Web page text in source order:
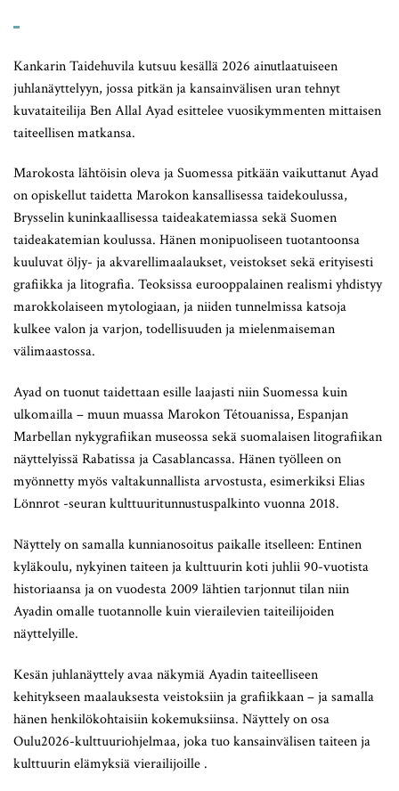
Kankarin Taidehuvila kutsuu kesällä 2026 ainutlaatuiseen
juhlanäyttelyyn, jossa pitkän ja kansainvälisen uran tehnyt
kuvataiteilija Ben Allal Ayad esittelee vuosikymmenten mittaisen
taiteellisen matkansa.
Marokosta lähtöisin oleva ja Suomessa pitkään vaikuttanut Ayad
on opiskellut taidetta Marokon kansallisessa taidekoulussa,
Brysselin kuninkaallisessa taideakatemiassa sekä Suomen
taideakatemian koulussa. Hänen monipuoliseen tuotantoonsa
kuuluvat öljy- ja akvarellimaalaukset, veistokset sekä erityisesti
grafiikka ja litografia. Teoksissa eurooppalainen realismi yhdistyy
marokkolaiseen mytologiaan, ja niiden tunnelmissa katsoja
kulkee valon ja varjon, todellisuuden ja mielenmaiseman
välimaastossa.
Ayad on tuonut taidettaan esille laajasti niin Suomessa kuin
ulkomailla – muun muassa Marokon Tétouanissa, Espanjan
Marbellan nykygrafiikan museossa sekä suomalaisen litografiikan
näyttelyissä Rabatissa ja Casablancassa. Hänen työlleen on
myönnetty myös valtakunnallista arvostusta, esimerkiksi Elias
Lönnrot -seuran kulttuuritunnustuspalkinto vuonna 2018.
Näyttely on samalla kunnianosoitus paikalle itselleen: Entinen
kyläkoulu, nykyinen taiteen ja kulttuurin koti juhlii 90-vuotista
historiaansa ja on vuodesta 2009 lähtien tarjonnut tilan niin
Ayadin omalle tuotannolle kuin vierailevien taiteilijoiden
näyttelyille.
Kesän juhlanäyttely avaa näkymiä Ayadin taiteelliseen
kehitykseen maalauksesta veistoksiin ja grafiikkaan – ja samalla
hänen henkilökohtaisiin kokemuksiinsa. Näyttely on osa
Oulu2026-kulttuuriohjelmaa, joka tuo kansainvälisen taiteen ja
kulttuurin elämyksiä vierailijoille .